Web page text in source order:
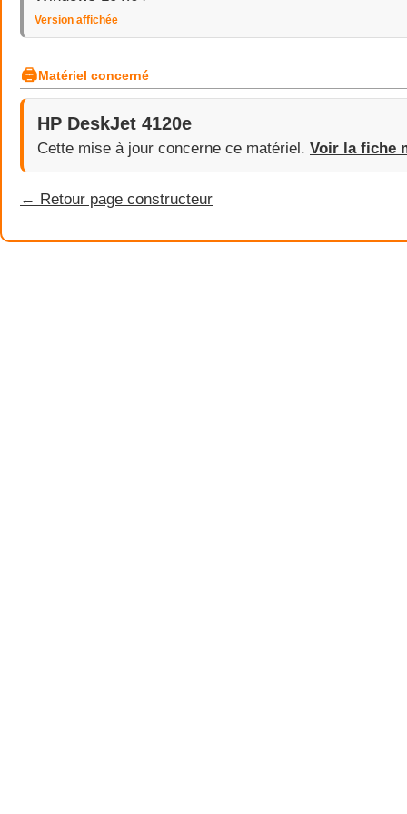
Version affichée
🖨Matériel concerné
HP DeskJet 4120e
Cette mise à jour concerne ce matériel. Voir la fiche
← Retour page constructeur